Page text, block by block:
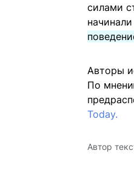
силами
начинали
Авторы
По
Today.
Автор